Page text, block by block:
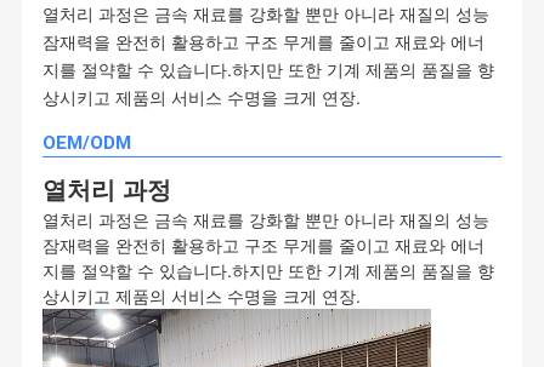
열처리 과정은 금속 재료를 강화할 뿐만 아니라 재질의 성능
잠재력을 완전히 활용하고 구조 무게를 줄이고 재료와 에너
지를 절약할 수 있습니다.하지만 또한 기계 제품의 품질을 향
상시키고 제품의 서비스 수명을 크게 연장.
OEM/ODM
열처리 과정
열처리 과정은 금속 재료를 강화할 뿐만 아니라 재질의 성능
잠재력을 완전히 활용하고 구조 무게를 줄이고 재료와 에너
지를 절약할 수 있습니다.하지만 또한 기계 제품의 품질을 향
상시키고 제품의 서비스 수명을 크게 연장.